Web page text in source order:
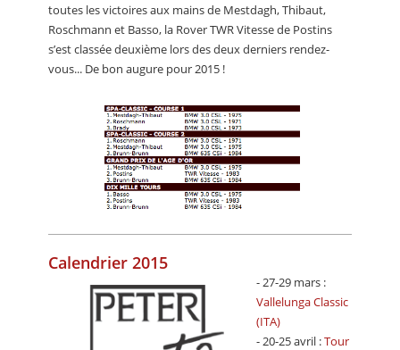
toutes les victoires aux mains de Mestdagh, Thibaut,
Roschmann et Basso, la Rover TWR Vitesse de Postins
s’est classée deuxième lors des deux derniers rendez-
vous... De bon augure pour 2015 !
Calendrier 2015
- 27-29 mars :
Vallelunga Classic
(ITA)
- 20-25 avril :Tour